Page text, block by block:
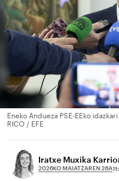
Eneko Andueza PSE-EEko
RICO / EFE
Iratxe Muxika
2026KO MAIATZAREN 26A